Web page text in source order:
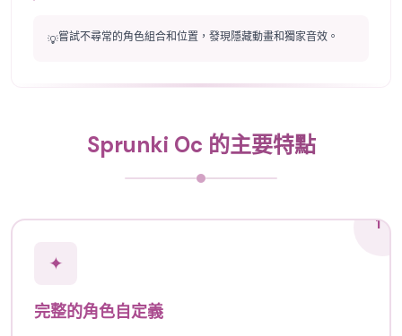
💡嘗試不尋常的角色組合和位置，發現隱藏動畫和獨家音效。
Sprunki Oc 的主要特點
1
✦
完整的角色自定義